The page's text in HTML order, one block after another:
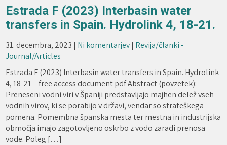
Estrada F (2023) Interbasin water
transfers in Spain. Hydrolink 4, 18-21.
31. decembra, 2023 | Ni komentarjev| Revija/članki -
Journal/Articles
Estrada F (2023) Interbasin water transfers in Spain. Hydrolink
4, 18-21 – free access document pdf Abstract (povzetek):
Preneseni vodni viri v Španiji predstavljajo majhen delež vseh
vodnih virov, ki se porabijo v državi, vendar so strateškega
pomena. Pomembna španska mesta ter mestna in industrijska
območja imajo zagotovljeno oskrbo z vodo zaradi prenosa
vode. Poleg […]